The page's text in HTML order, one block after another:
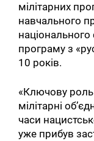
мілітарних
навчального
програму з
10 років.
«Ключову роль
мілітарні
часи
уже прибув